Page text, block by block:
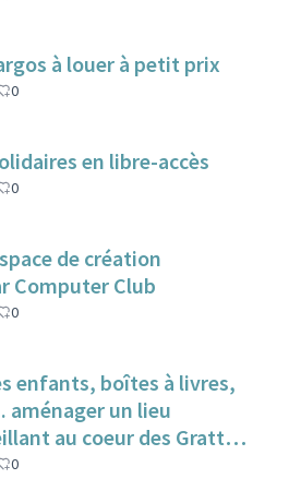
à louer à petit prix
0
en libre-accès
0
de création
Computer Club
0
enfants, boîtes à livres,
aménager un lieu
au coeur des Gratte-
0